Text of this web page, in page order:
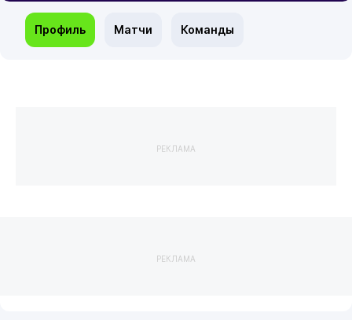
Профиль Матчи Команды
РЕКЛАМА
РЕКЛАМА